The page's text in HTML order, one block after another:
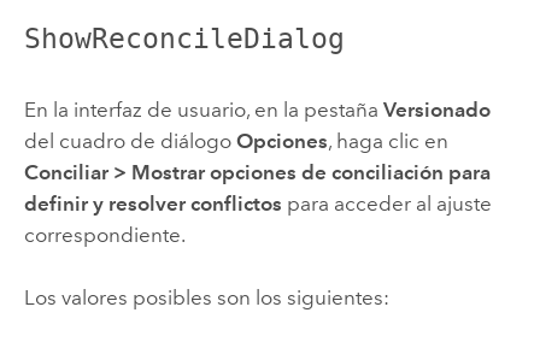
ShowReconcileDialog
En la interfaz de usuario, en la pestaña Versionado
del cuadro de diálogo Opciones, haga clic en
Conciliar > Mostrar opciones de conciliación para
definir y resolver conflictos para acceder al ajuste
correspondiente.
Los valores posibles son los siguientes: